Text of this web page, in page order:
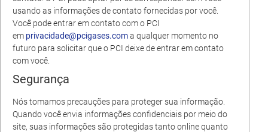
usando as informações de contato fornecidas por você.
Você pode entrar em contato com o PCI
em privacidade@pcigases.coma qualquer momento no
futuro para solicitar que o PCI deixe de entrar em contato
com você.
Segurança
Nós tomamos precauções para proteger sua informação.
Quando você envia informações confidenciais por meio do
site, suas informações são protegidas tanto online quanto